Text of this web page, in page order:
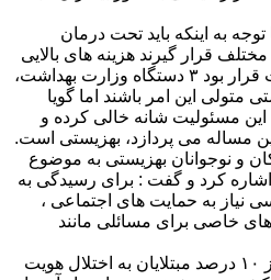
به اینكه باید تحت درمان
قرار گیرند هزینه های بالایی
را در بر می گیرد به همین جهت قرار بود ۳ دستگاه وزارت بهداشت،
این امر باشند اما گویا
این مسئولیت شانه خالی كرده و
مساله می پردازد، بهزیستی است.
و نوجوانان بهزیستی به موضوع
کرد و گفت : برای رسیدگی به
نیاز به حمایت های اجتماعی ،
خاصی برای مسائلی مانند
وی ادامه داد: هم اکنون کمتر از ۱۰ درصد مبتلایان به اختلال هویت